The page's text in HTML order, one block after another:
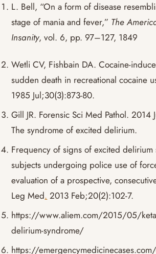
L. Bell, “On a form of disease
stage of mania and fever,” The
Insanity, vol. 6, pp. 97–127, 1849
Wetli CV, Fishbain DA. Cocaine-
sudden death in recreational cocaine
1985 Jul;30(3):873-80.
Gill JR. Forensic Sci Med Pathol. 2014
The syndrome of excited delirium.
Frequency of signs of excited delirium
subjects undergoing police use of
evaluation of a prospective,
Leg Med. 2013 Feb;20(2):102-7.
https://www.aliem.com/2015/05/
delirium-syndrome/
https://